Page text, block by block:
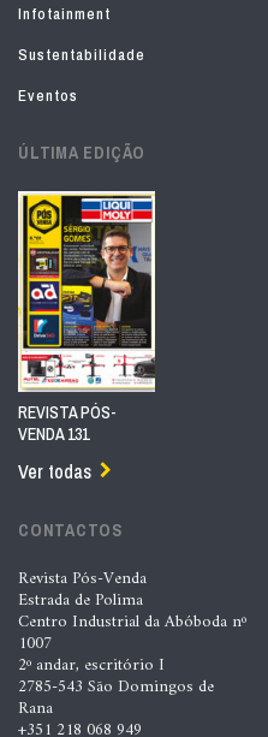
Infotainment
Sustentabilidade
Eventos
ÚLTIMA EDIÇÃO
REVISTA PÓS-
VENDA 131
Ver todas
CONTACTOS
Revista Pós-Venda
Estrada de Polima
Centro Industrial da Abóboda nº
1007
2º andar, escritório I
2785-543 São Domingos de
Rana
+351 218 068 949